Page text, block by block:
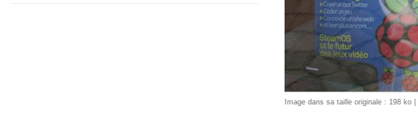
Image dans sa taille originale : 198 ko